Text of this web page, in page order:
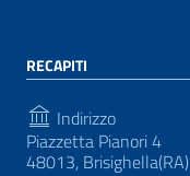
RECAPITI
Indirizzo
Piazzetta Pianori 4
48013, Brisighella(RA)